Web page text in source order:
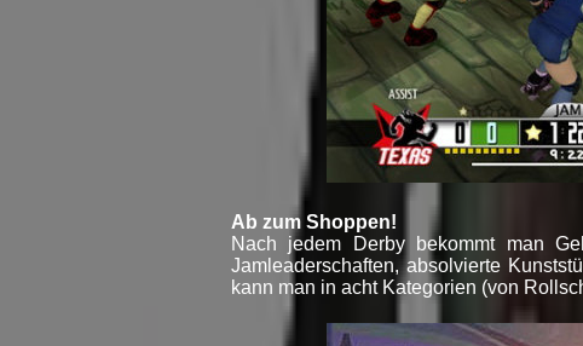
Ab zum Shoppen!
Nach jedem Derby bekommt man
Jamleaderschaften, absolvierte
kann man in acht Kategorien (von